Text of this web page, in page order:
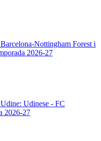
Nottingham Forest i
2026-27
Udinese - FC
2026-27